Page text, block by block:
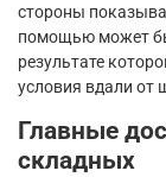
стороны
помощью может
результате
условия вдали от
Главные
складных